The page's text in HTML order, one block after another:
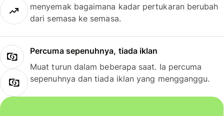
menyemak bagaimana kadar pertukaran berubah
dari semasa ke semasa.
Percuma sepenuhnya, tiada iklan
Muat turun dalam beberapa saat. Ia percuma
sepenuhnya dan tiada iklan yang mengganggu.